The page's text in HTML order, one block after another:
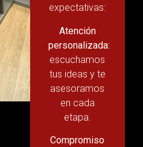
expectativas:
Atención
personalizada:
escuchamos
tus ideas y te
asesoramos
en cada
etapa.
Compromiso